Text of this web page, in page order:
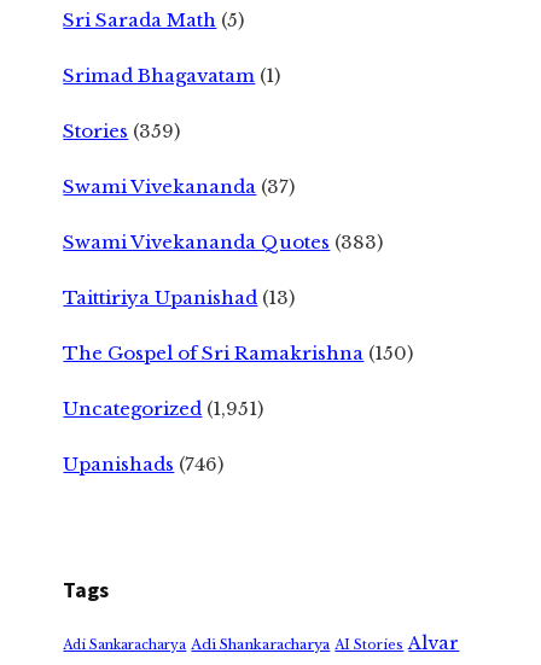
Sri Sarada Math (5)
Srimad Bhagavatam (1)
Stories (359)
Swami Vivekananda (37)
Swami Vivekananda Quotes (383)
Taittiriya Upanishad (13)
The Gospel of Sri Ramakrishna (150)
Uncategorized (1,951)
Upanishads (746)
Tags
Adi Sankaracharya Adi Shankaracharya AI Stories Alvar